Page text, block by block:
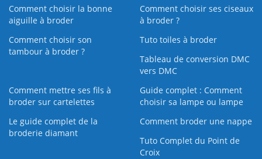
Comment choisir la bonne
aiguille à broder
Comment choisir ses ciseaux
à broder ?
Comment choisir son
tambour à broder ?
Tuto toiles à broder
Tableau de conversion DMC
vers DMC
Comment mettre ses fils à
broder sur cartelettes
Guide complet : Comment
choisir sa lampe ou lampe
Le guide complet de la
broderie diamant
Comment broder une nappe
Tuto Complet du Point de
Croix